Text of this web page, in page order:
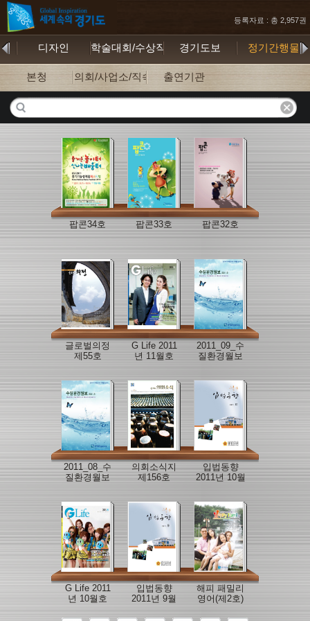
등록자료 : 총 2,957권
디자인 학술대회/수상작 경기도보 정기간행물
본청 의회/사업소/직속기관출연기관
팝콘34호 팝콘33호 팝콘32호
글로벌의정
제55호
G Life 2011
년 11월호
2011_09_수
질환경월보
2011_08_수
질환경월보
의회소식지
제156호
입법동향
2011년 10월
G Life 2011
년 10월호
입법동향
2011년 9월
해피 패밀리
영어(제2호)